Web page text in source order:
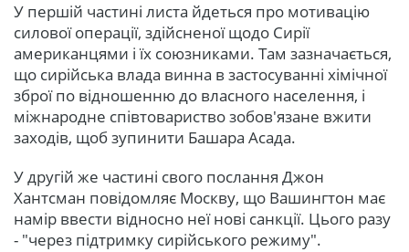
У першій частині листа йдеться про мотивацію
силової операції, здійсненої щодо Сирії
американцями і їх союзниками. Там зазначається,
що сирійська влада винна в застосуванні хімічної
зброї по відношенню до власного населення, і
міжнародне співтовариство зобов'язане вжити
заходів, щоб зупинити Башара Асада.
У другій же частині свого послання Джон
Хантсман повідомляє Москву, що Вашингтон має
намір ввести відносно неї нові санкції. Цього разу
- "через підтримку сирійського режиму".